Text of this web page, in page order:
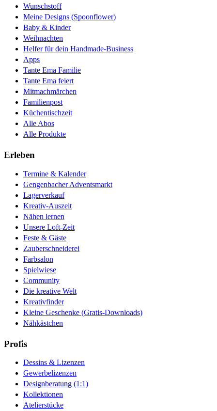
Wunschstoff
Meine Designs (Spoonflower)
Baby & Kinder
Weihnachten
Helfer für dein Handmade-Business
Apps
Tante Ema Familie
Tante Ema feiert
Mitmachmärchen
Familienpost
Küchentischzeit
Alle Abos
Alle Produkte
Erleben
Termine & Kalender
Gengenbacher Adventsmarkt
Lagerverkauf
Kreativ-Auszeit
Nähen lernen
Unsere Loft-Zeit
Feste & Gäste
Zauberschneiderei
Farbsalon
Spielwiese
Community
Die kreative Welt
Kreativfinder
Kleine Geschenke (Gratis-Downloads)
Nähkästchen
Profis
Dessins & Lizenzen
Gewerbelizenzen
Designberatung (1:1)
Kollektionen
Atelierstücke